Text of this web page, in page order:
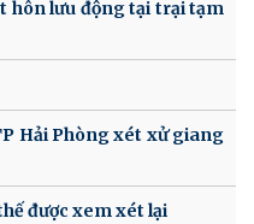
hôn lưu động tại trại tạm
Hải Phòng xét xử giang
được xem xét lại